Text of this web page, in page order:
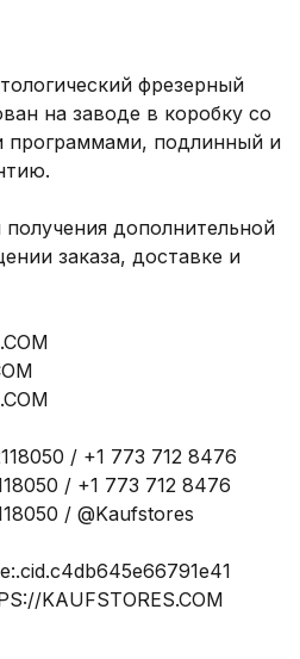
фрезерный
на заводе в коробку со
программами, подлинный и
дополнительной
заказа, доставке и
/ +1 773 712 8476
/ +1 773 712 8476
/ @Kaufstores
KAUFSTORES.COM